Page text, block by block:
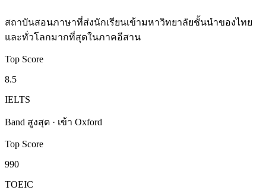
สถาบันสอนภาษาที่ส่งนักเรียนเข้ามหาวิทยาลัยชั้นนำของไทย
และทั่วโลกมากที่สุดในภาคอีสาน
Top Score
8.5
IELTS
Band สูงสุด · เข้า Oxford
Top Score
990
TOEIC